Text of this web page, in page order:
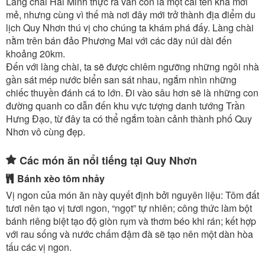
mẻ, nhưng cùng vì thế mà nơi đây mới trở thành địa điểm du
lịch Quy Nhơn thú vị cho chúng ta khám phá đấy. Làng chài
nằm trên bán đảo Phương Mai với các dãy núi dài đến
khoảng 20km.
Đến với làng chài, ta sẽ được chiêm ngưỡng những ngôi nhà
gần sát mép nước biển san sát nhau, ngắm nhìn những
chiếc thuyền đánh cá to lớn. Đi vào sâu hơn sẽ là những con
đường quanh co dẫn đến khu vực tượng danh tướng Trần
Hưng Đạo, từ đây ta có thể ngắm toàn cảnh thành phố Quy
Nhơn vô cùng đẹp.
Các món ăn nổi tiếng tại Quy Nhơn
Bánh xèo tôm nhảy
Vị ngon của món ăn này quyết định bởi nguyên liệu: Tôm đất
tươi nên tạo vị tươi ngon, “ngọt” tự nhiên; công thức làm bột
bánh riêng biệt tạo độ giòn rụm và thơm béo khi rán; kết hợp
với rau sống và nước chấm đậm đà sẽ tạo nên một dàn hòa
tấu các vị ngon.